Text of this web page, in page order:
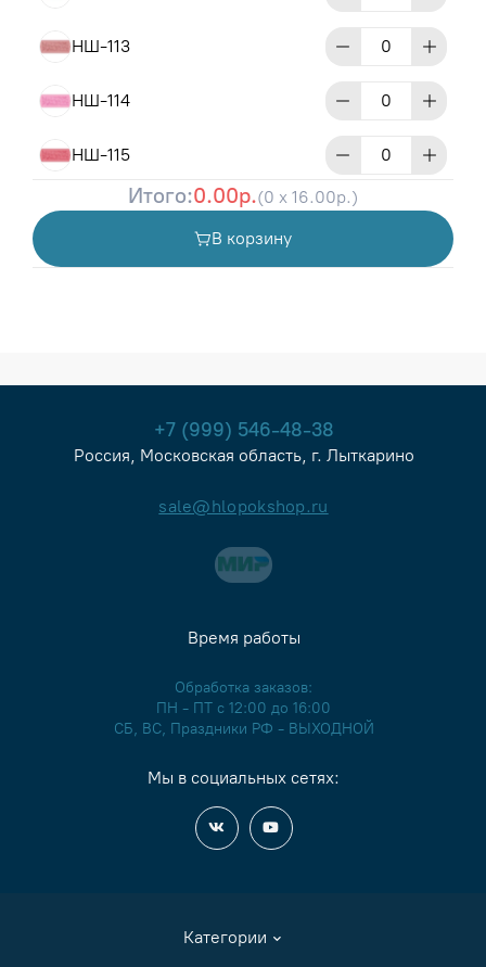
НШ-113
НШ-114
НШ-115
НШ-116
НШ-117
Итого:0.00р.(0 x 16.00р.)
В корзину
+7 (999) 546-48-38
Россия, Московская область, г. Лыткарино
sale@hlopokshop.ru
Категории
Время работы
Обработка заказов:
ПН - ПТ с 12:00 до 16:00
СБ, ВС, Праздники РФ - ВЫХОДНОЙ
Мы в социальных сетях: